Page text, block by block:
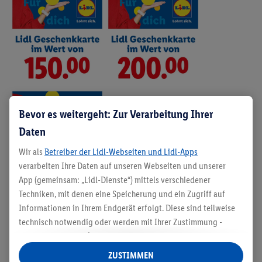
Beschreibung
Bevor es weitergeht: Zur Verarbeitung Ihrer
Daten
Wir als Betreiber der Lidl-Webseiten und Lidl-Apps
verarbeiten Ihre Daten auf unseren Webseiten und unserer
App (gemeinsam: „Lidl-Dienste“) mittels verschiedener
Techniken, mit denen eine Speicherung und ein Zugriff auf
Informationen in Ihrem Endgerät erfolgt. Diese sind teilweise
technisch notwendig oder werden mit Ihrer Zustimmung -
auch durch Partner (u.a.
Verantwortliche; im Zusammenhang mit dem IAB TCF
ZUSTIMMEN